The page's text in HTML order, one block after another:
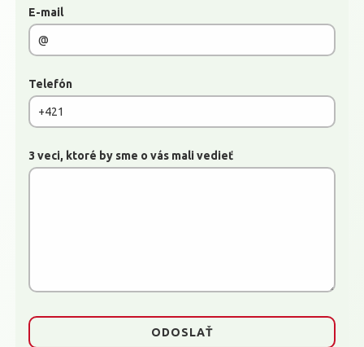
E-mail
Telefón
3 veci, ktoré by sme o vás mali vedieť